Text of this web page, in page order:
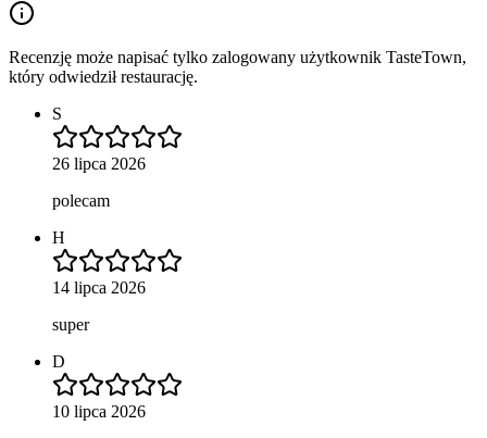
Recenzję może napisać tylko zalogowany użytkownik TasteTown,
który odwiedził restaurację.
S
26 lipca 2026
polecam
H
14 lipca 2026
super
D
10 lipca 2026